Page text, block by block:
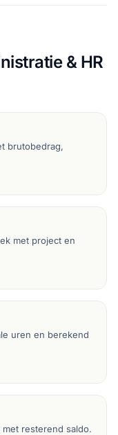
& HR
brutobedrag,
met project en
uren en berekend
resterend saldo.